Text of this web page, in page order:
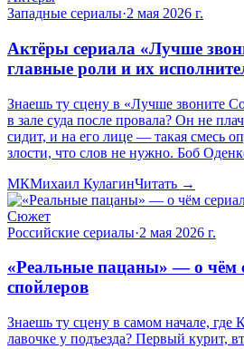
Западные сериалы·2 мая 2026 г.
Актёры сериала «Лучше
главные роли и их
Знаешь ту сцену в «Лучше звоните
в зале суда после провала? Он не
сидит, и на его лице — такая смесь
злости, что слов не нужно. Боб
МКМихаил КулагинЧитать →
Сюжет
Российские сериалы·2 мая 2026 г.
«Реальные пацаны» — о чём
спойлеров
Знаешь ту сцену в самом начале, где
лавочке у подъезда? Первый курит,